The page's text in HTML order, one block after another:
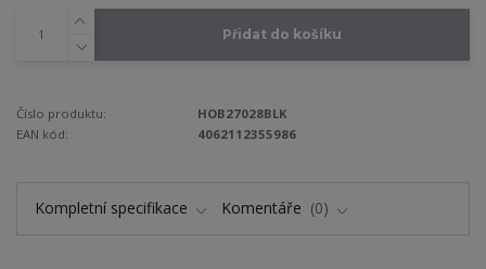
Přidat do košíku
Číslo produktu:
HOB27028BLK
EAN kód:
4062112355986
Kompletní specifikace Komentáře 0